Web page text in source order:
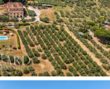
oásis natural e agrícola
onde o paisagismo
de oliveiras da mais alta
privado de 5.000 m²
infinita panorâmica,
de sol e um amplo